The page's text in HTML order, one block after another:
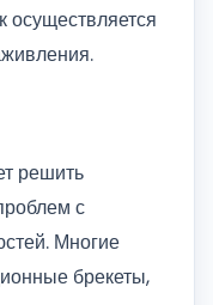
осуществляется
решить
с
Многие
брекеты,